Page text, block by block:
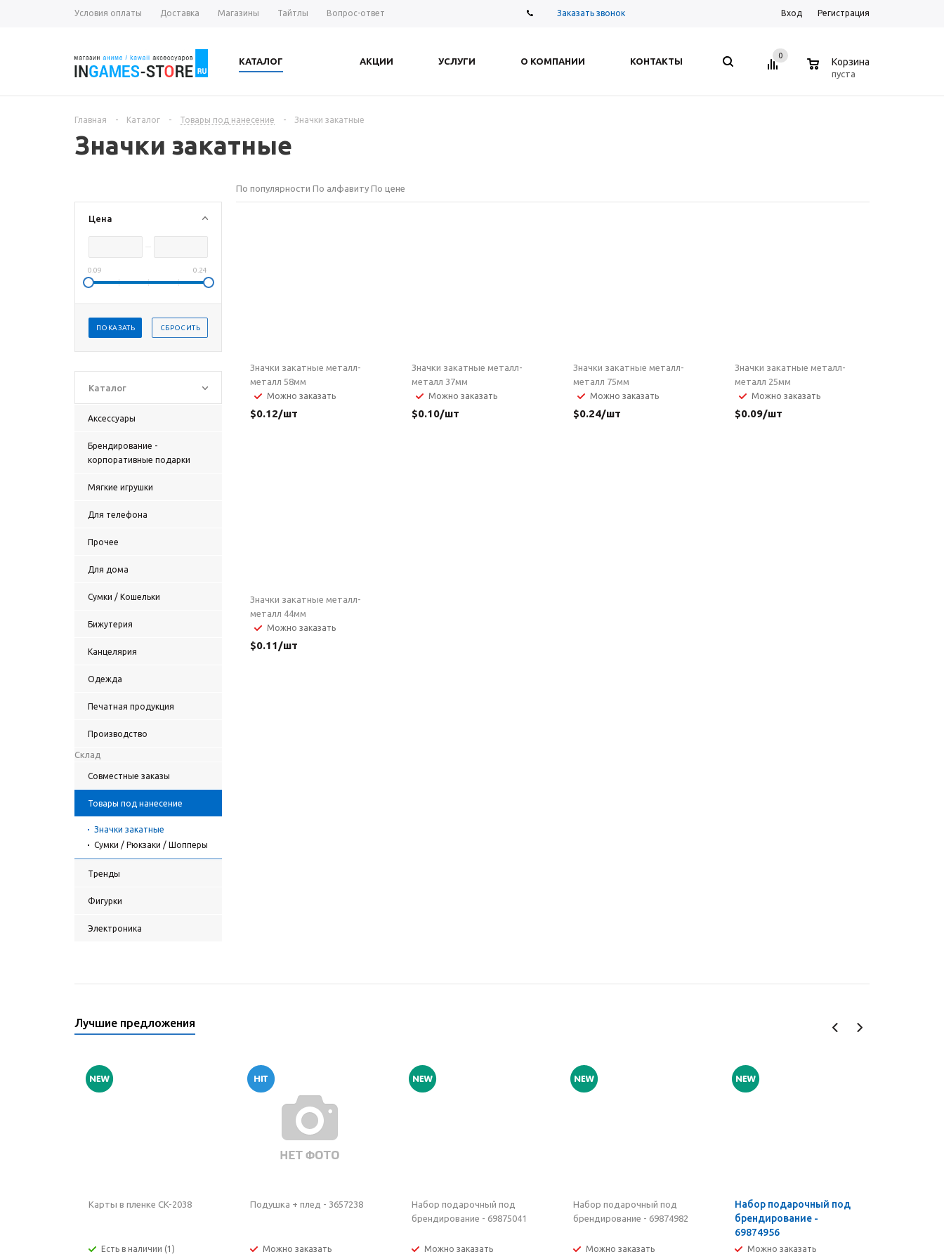
Условия оплаты Доставка Магазины Тайтлы Вопрос-ответ Заказать звонок Вход Регистрация
КАТАЛОГ АКЦИИ УСЛУГИ О КОМПАНИИ КОНТАКТЫ
0
Корзина
пуста
Главная - Каталог - Товары под нанесение - Значки закатные
Значки закатные
Цена
0.09 0.24
ПОКАЗАТЬ СБРОСИТЬ
Каталог
Аксессуары
Брендирование -
корпоративные подарки
Мягкие игрушки
Для телефона
Прочее
Для дома
Сумки / Кошельки
Бижутерия
Канцелярия
Одежда
Печатная продукция
Производство
Склад
Совместные заказы
Товары под нанесение
Значки закатные
Сумки / Рюкзаки / Шопперы
Тренды
Фигурки
Электроника
По популярности По алфавиту По цене
Значки закатные металл-
металл 58мм
Можно заказать
$0.12/шт
Значки закатные металл-
металл 37мм
Можно заказать
$0.10/шт
Значки закатные металл-
металл 75мм
Можно заказать
$0.24/шт
Значки закатные металл-
металл 25мм
Можно заказать
$0.09/шт
Значки закатные металл-
металл 44мм
Можно заказать
$0.11/шт
Лучшие предложения
Карты в пленке CK-2038
Есть в наличии (1)
Подушка + плед - 3657238
Можно заказать
Набор подарочный под
брендирование - 69875041
Можно заказать
Набор подарочный под
брендирование - 69874982
Можно заказать
Набор подарочный под
брендирование -
69874956
Можно заказать